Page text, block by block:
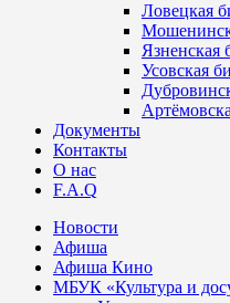
Ловецкая
Язненская
Усовская
Документы
Контакты
О нас
F.A.Q
Новости
Афиша
Афиша Кино
МБУК «Культура и